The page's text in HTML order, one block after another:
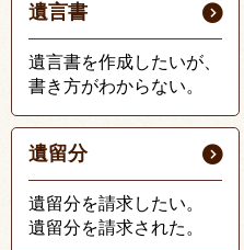
遺言書
遺言書を作成したいが、
書き方がわからない。
遺留分
遺留分を請求したい。
遺留分を請求された。